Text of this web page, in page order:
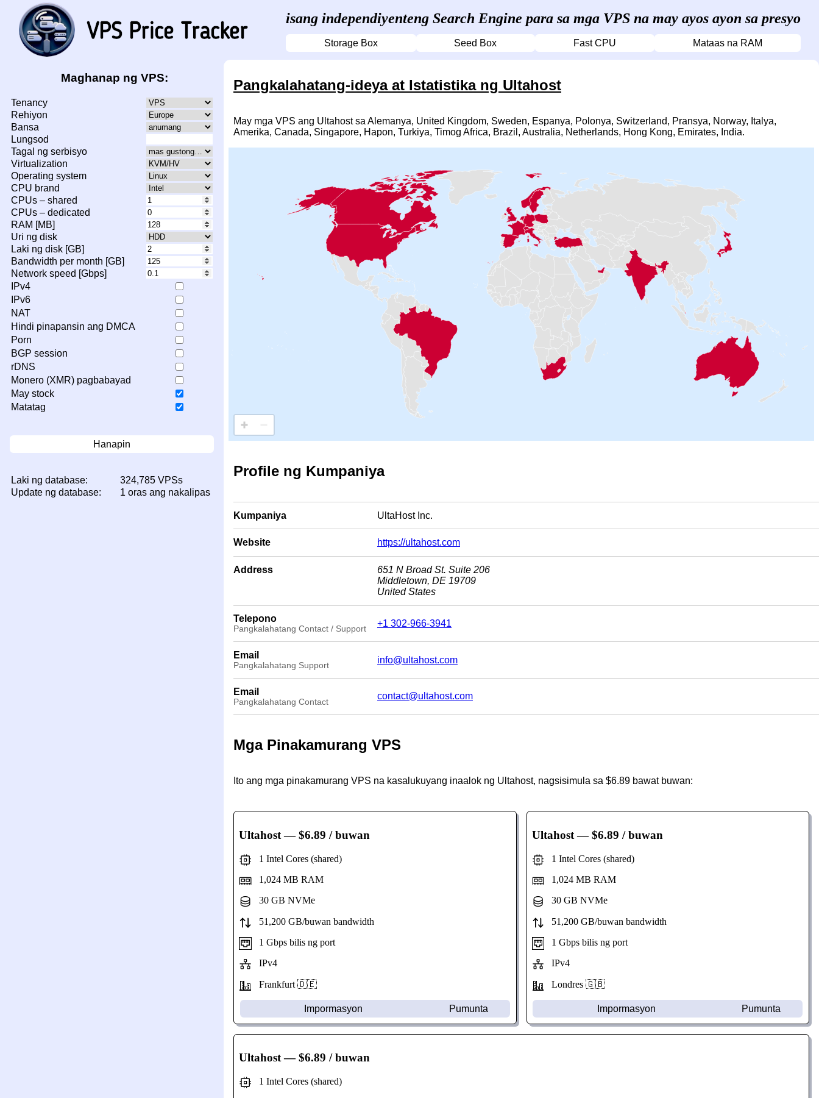
isang independiyenteng Search Engine para sa mga VPS na may ayos ayon sa presyo
Storage Box Seed Box Fast CPU Mataas na RAM
Maghanap ng VPS:
Tenancy
Rehiyon
Bansa
Lungsod
Tagal ng serbisyo
Virtualization
Operating system
CPU brand
CPUs – shared
CPUs – dedicated
RAM [MB]
Uri ng disk
Laki ng disk [GB]
Bandwidth per month [GB]
Network speed [Gbps]
IPv4
IPv6
NAT
Hindi pinapansin ang DMCA
Porn
BGP session
rDNS
Monero (XMR) pagbabayad
May stock
Matatag
Hanapin
Laki ng database:
324,785 VPSs
Update ng database:
1 oras ang nakalipas
Pangkalahatang-ideya at Istatistika ng Ultahost
May mga VPS ang Ultahost sa Alemanya, United Kingdom, Sweden, Espanya, Polonya, Switzerland, Pransya, Norway, Italya,
Amerika, Canada, Singapore, Hapon, Turkiya, Timog Africa, Brazil, Australia, Netherlands, Hong Kong, Emirates, India.
Profile ng Kumpaniya
Kumpaniya UltaHost Inc.
Website https://ultahost.com
Address
651 N Broad St. Suite 206
Middletown, DE 19709
United States
Telepono
Pangkalahatang Contact / Support
+1 302-966-3941
Email
Pangkalahatang Support
info@ultahost.com
Email
Pangkalahatang Contact
contact@ultahost.com
Mga Pinakamurang VPS
Ito ang mga pinakamurang VPS na kasalukuyang inaalok ng Ultahost, nagsisimula sa $6.89 bawat buwan:
Ultahost— $6.89 / buwan
1 Intel Cores (shared)
1,024 MB RAM
30 GB NVMe
51,200 GB/buwan bandwidth
1 Gbps bilis ng port
IPv4
Frankfurt 🇩🇪
Impormasyon Pumunta
Ultahost— $6.89 / buwan
1 Intel Cores (shared)
1,024 MB RAM
30 GB NVMe
51,200 GB/buwan bandwidth
1 Gbps bilis ng port
IPv4
Londres 🇬🇧
Impormasyon Pumunta
Ultahost— $6.89 / buwan
1 Intel Cores (shared)